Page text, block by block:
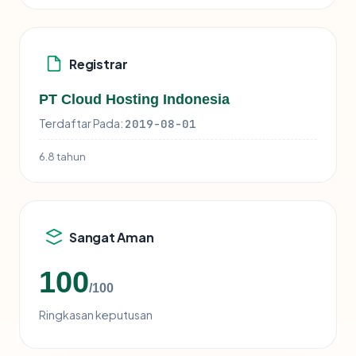
Registrar
PT Cloud Hosting Indonesia
Terdaftar Pada: 2019-08-01
6.8 tahun
Sangat Aman
100/100
Ringkasan keputusan